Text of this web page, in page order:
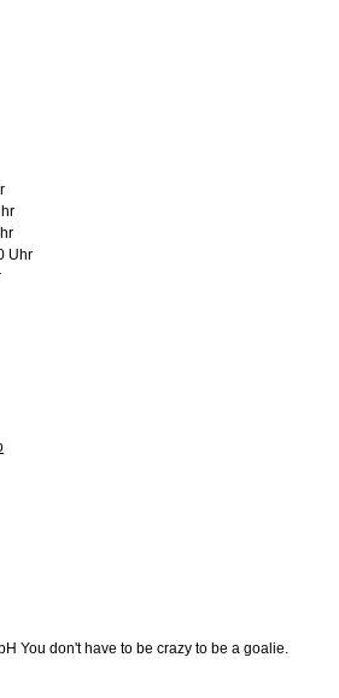
Uhr
You don't have to be crazy to be a goalie.